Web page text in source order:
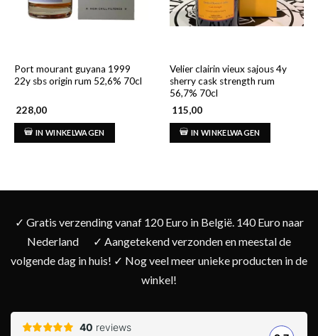
Port mourant guyana 1999
22y sbs origin rum 52,6% 70cl
228,00
IN WINKELWAGEN
Velier clairin vieux sajous 4y
sherry cask strength rum
56,7% 70cl
115,00
IN WINKELWAGEN
✓ Gratis verzending vanaf 120 Euro in België. 140 Euro naar
Nederland
✓ Aangetekend verzonden en meestal de
volgende dag in huis! ✓ Nog veel meer unieke producten in de
winkel!